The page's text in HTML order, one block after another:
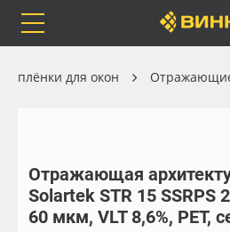
Каталог
Orafol
Весь каталог
Рулонные материалы
плёнки для окон
Отражающая
Solartek STR 15 SSRPS
60 мкм, VLT 8,6%, PET,